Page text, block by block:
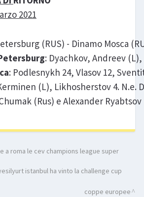
2021
(RUS) - Dinamo Mosca
: Dyachkov, Andreev
: Podlesnykh 24, Vlasov 12,
(L), Likhosherstov 4. N.e.
(Rus) e Alexander Ryabtsov
a roma le cev champions league super
istanbul ha vinto la challenge cup
coppe europee